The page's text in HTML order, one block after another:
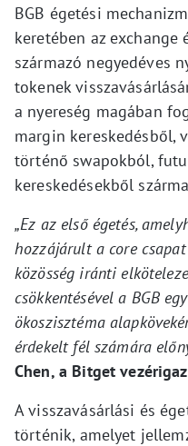
BGB égetési
keretében az
származó negyedéves
tokenek
a nyereség magában
margin kereskedésből,
történő swapokból,
kereskedésekből
„Ez az első égetés,
hozzájárult a core
közösség iránti
csökkentésével a BGB
ökoszisztéma
érdekelt fél számára
Chen, a Bitget
A visszavásárlási és
történik, amelyet